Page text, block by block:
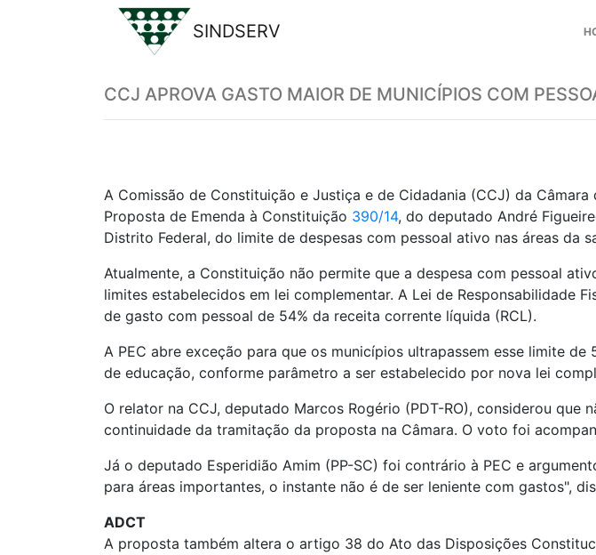
SINDSERV
CCJ APROVA GASTO MAIOR DE MUNICÍPIOS COM
A Comissão de Constituição e Justiça e de Cidadania (CCJ) da
Proposta de Emenda à Constituição 390/14, do deputado André
Distrito Federal, do limite de despesas com pessoal ativo nas áreas da
Atualmente, a Constituição não permite que a despesa com pessoal
limites estabelecidos em lei complementar. A Lei de Responsabilidade
de gasto com pessoal de 54% da receita corrente líquida (RCL).
A PEC abre exceção para que os municípios ultrapassem esse limite
de educação, conforme parâmetro a ser estabelecido por nova lei
O relator na CCJ, deputado Marcos Rogério (PDT-RO), considerou
continuidade da tramitação da proposta na Câmara. O voto foi
Já o deputado Esperidião Amim (PP-SC) foi contrário à PEC e
para áreas importantes, o instante não é de ser leniente com gastos",
ADCT
A proposta também altera o artigo 38 do Ato das Disposições